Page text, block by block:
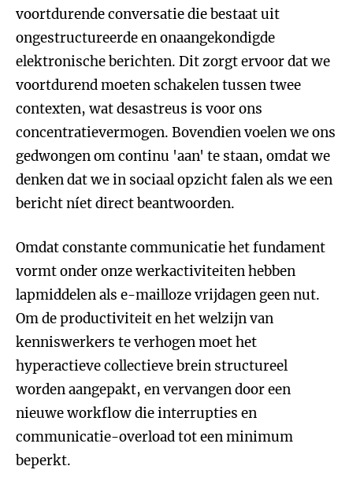
voortdurende conversatie die bestaat uit
ongestructureerde en onaangekondigde
elektronische berichten. Dit zorgt ervoor dat we
voortdurend moeten schakelen tussen twee
contexten, wat desastreus is voor ons
concentratievermogen. Bovendien voelen we ons
gedwongen om continu 'aan' te staan, omdat we
denken dat we in sociaal opzicht falen als we een
bericht níet direct beantwoorden.
Omdat constante communicatie het fundament
vormt onder onze werkactiviteiten hebben
lapmiddelen als e-mailloze vrijdagen geen nut.
Om de productiviteit en het welzijn van
kenniswerkers te verhogen moet het
hyperactieve collectieve brein structureel
worden aangepakt, en vervangen door een
nieuwe workflow die interrupties en
communicatie-overload tot een minimum
beperkt.